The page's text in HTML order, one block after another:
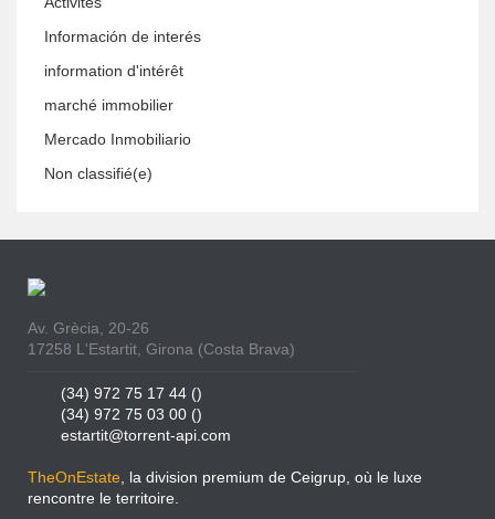
Información de interés
information d'intérêt
marché immobilier
Mercado Inmobiliario
Non classifié(e)
Av. Grècia, 20-26
17258 L'Estartit, Girona (Costa Brava)
(34) 972 75 17 44 ()
(34) 972 75 03 00 ()
estartit@torrent-api.com
TheOnEstate , la division premium de Ceigrup, où le luxe
rencontre le territoire.